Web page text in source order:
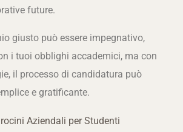
future.
giusto può essere impegnativo,
i tuoi obblighi accademici, ma con
il processo di candidatura può
e gratificante.
Aziendali per Studenti